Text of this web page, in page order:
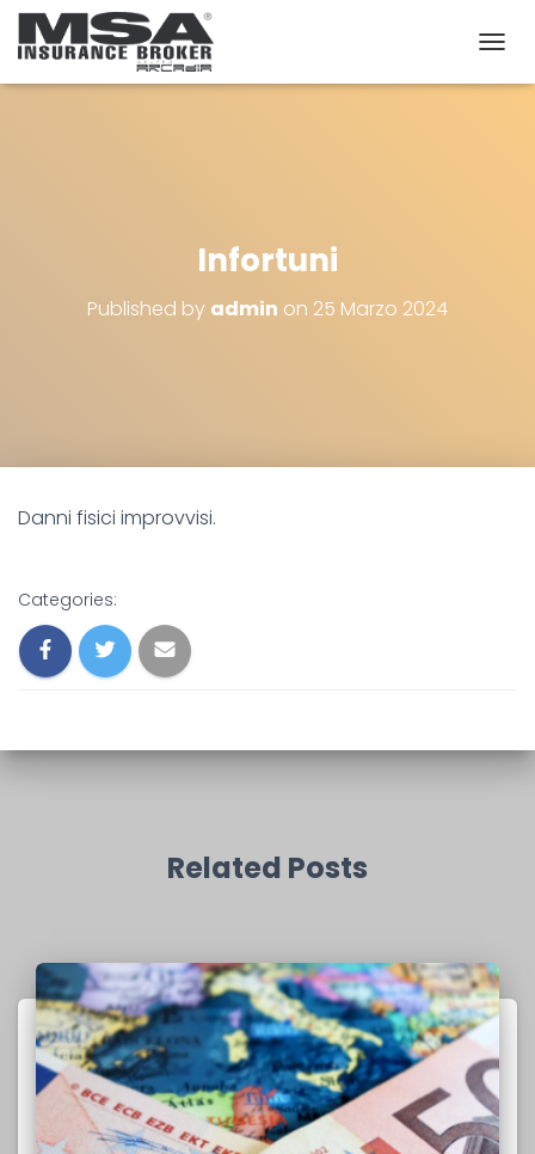
O
Infortuni
Published by admin on 25 Marzo 2024
Danni fisici improvvisi.
Categories:
Related Posts